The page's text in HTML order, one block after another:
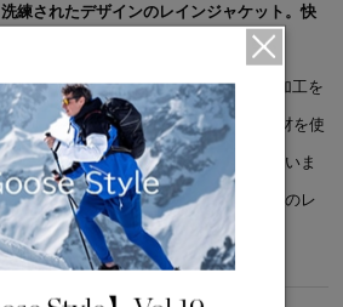
練されたデザインのレインジャケット。快
テクションを提供します。
ット」は、軽量シェルにシームシール加工を
性と通気性を兼ね備えた3レイヤー素材を使
フトなジャージーライニングを配していま
ストラタスコレクションのアイテムとのレ